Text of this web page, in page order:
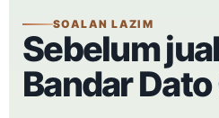
SOALAN LAZIM
Sebelum
Bandar